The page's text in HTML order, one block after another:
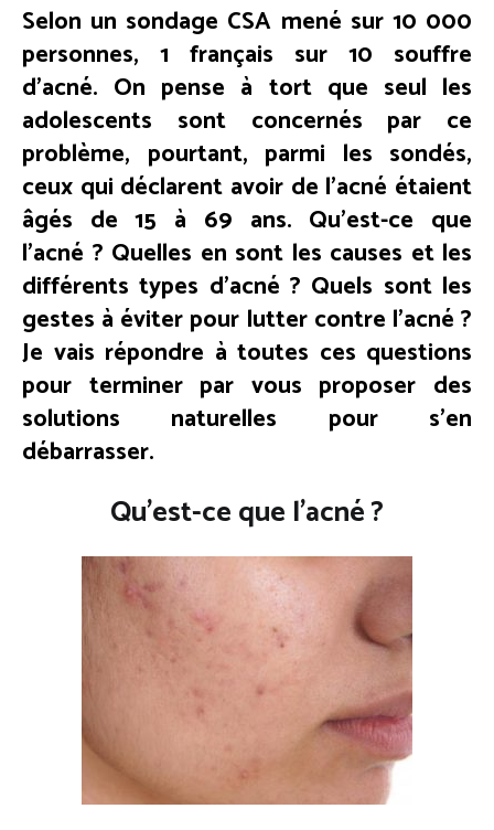
Selon un sondage CSA mené sur 10 000
personnes, 1 français sur 10 souffre
d’acné. On pense à tort que seul les
adolescents sont concernés par ce
problème, pourtant, parmi les sondés,
ceux qui déclarent avoir de l’acné étaient
âgés de 15 à 69 ans. Qu’est-ce que
l’acné ? Quelles en sont les causes et les
différents types d’acné ? Quels sont les
gestes à éviter pour lutter contre l’acné ?
Je vais répondre à toutes ces questions
pour terminer par vous proposer des
solutions naturelles pour s’en
débarrasser.
Qu’est-ce que l’acné ?